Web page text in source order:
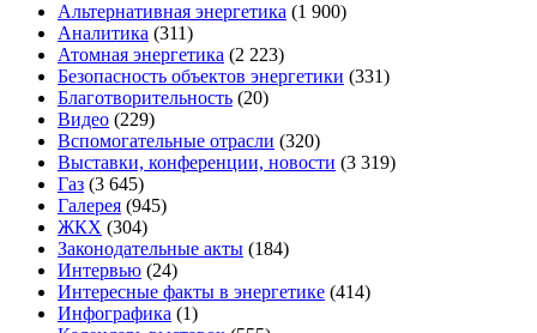
Альтернативная энергетика (1 900)
Аналитика (311)
Атомная энергетика (2 223)
Безопасность объектов энергетики (331)
Благотворительность (20)
Видео (229)
Вспомогательные отрасли (320)
Выставки, конференции, новости (3 319)
Газ (3 645)
Галерея (945)
ЖКХ (304)
Законодательные акты (184)
Интервью (24)
Интересные факты в энергетике (414)
Инфографика (1)